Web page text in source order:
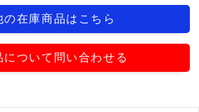
の在庫商品はこちら
について問い合わせる